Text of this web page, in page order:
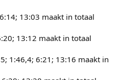
13:03 maakt in totaal
13:12 maakt in totaal
1:46,4; 6:21; 13:16 maakt in